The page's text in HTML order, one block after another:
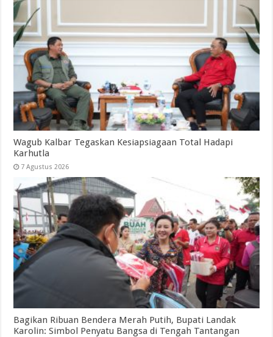
Wagub Kalbar Tegaskan Kesiapsiagaan Total Hadapi
Karhutla
7 Agustus 2026
Bagikan Ribuan Bendera Merah Putih, Bupati Landak
Karolin: Simbol Penyatu Bangsa di Tengah Tantangan